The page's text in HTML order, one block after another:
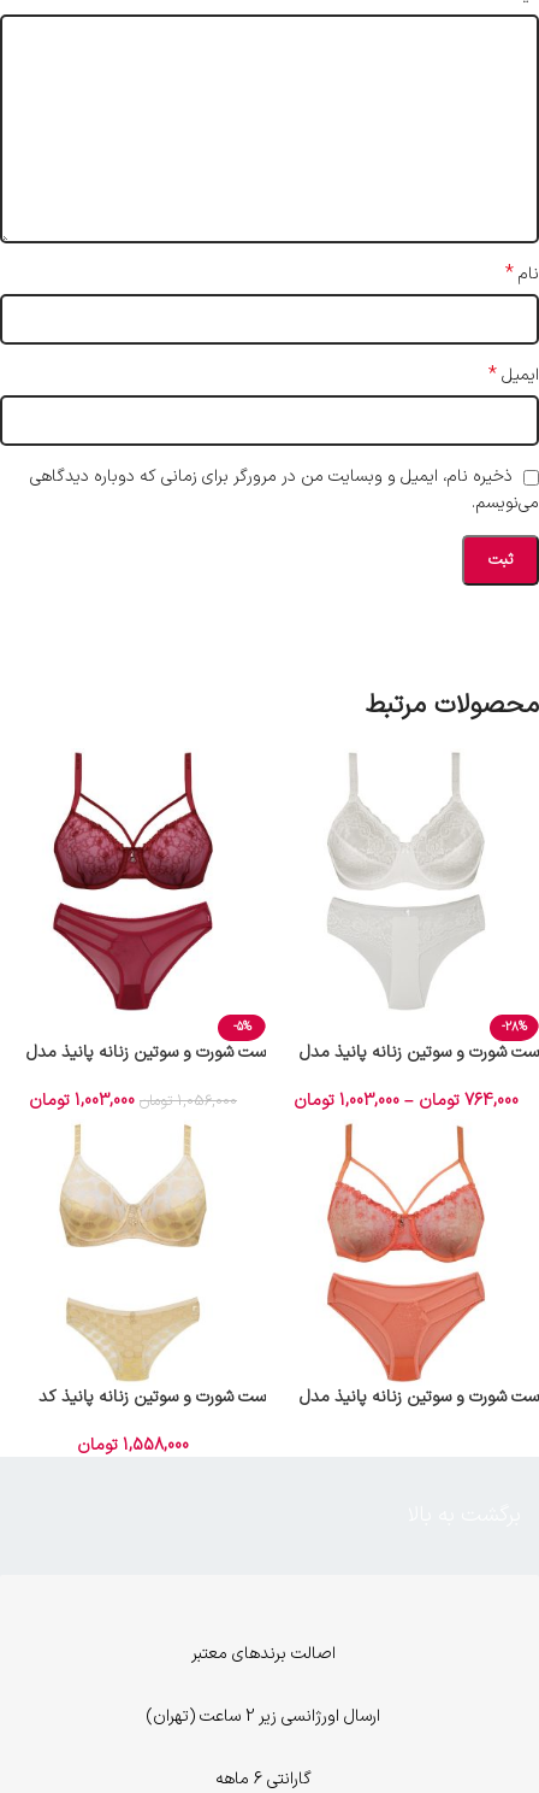
نام*
ایمیل*
ذخیره نام، ایمیل و وبسایت من در مرورگر برای زمانی که دوباره دیدگاهی
می‌نویسم.
محصولات مرتبط
-28%
ست شورت و سوتین زنانه پانیذ مدل
764,000تومان –
1,003,000تومان
-5%
ست شورت و سوتین زنانه پانیذ مدل
1,056,000 تومان 1,003,000تومان
ست شورت و سوتین زنانه پانیذ مدل
ست شورت و سوتین زنانه پانیذ کد
1,558,000تومان
اصالت برندهای معتبر
ارسال اورژانسی زیر 2 ساعت (تهران)
گارانتی 6 ماهه